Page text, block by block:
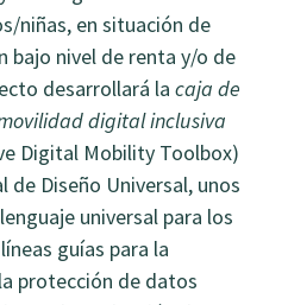
niñas, en situación de
bajo nivel de renta y/o de
desarrollará la caja de
digital inclusiva
Digital Mobility Toolbox)
de Diseño Universal, unos
universal para los
guías para la
protección de datos